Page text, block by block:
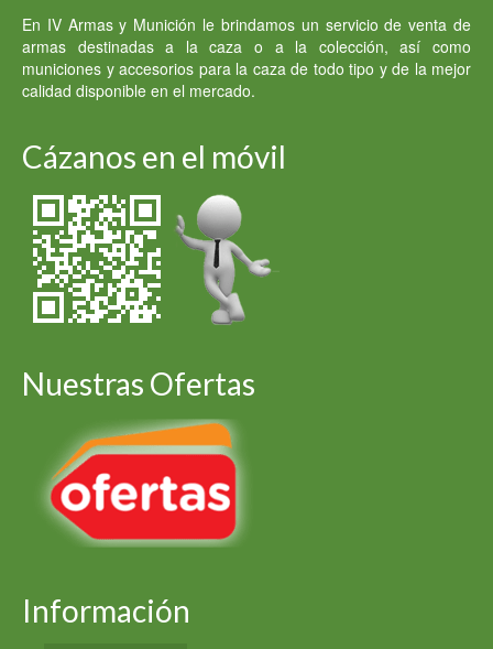
En IV Armas y Munición le brindamos un servicio de venta de
armas destinadas a la caza o a la colección, así como
municiones y accesorios para la caza de todo tipo y de la mejor
calidad disponible en el mercado.
Cázanos en el móvil
Nuestras Ofertas
Información